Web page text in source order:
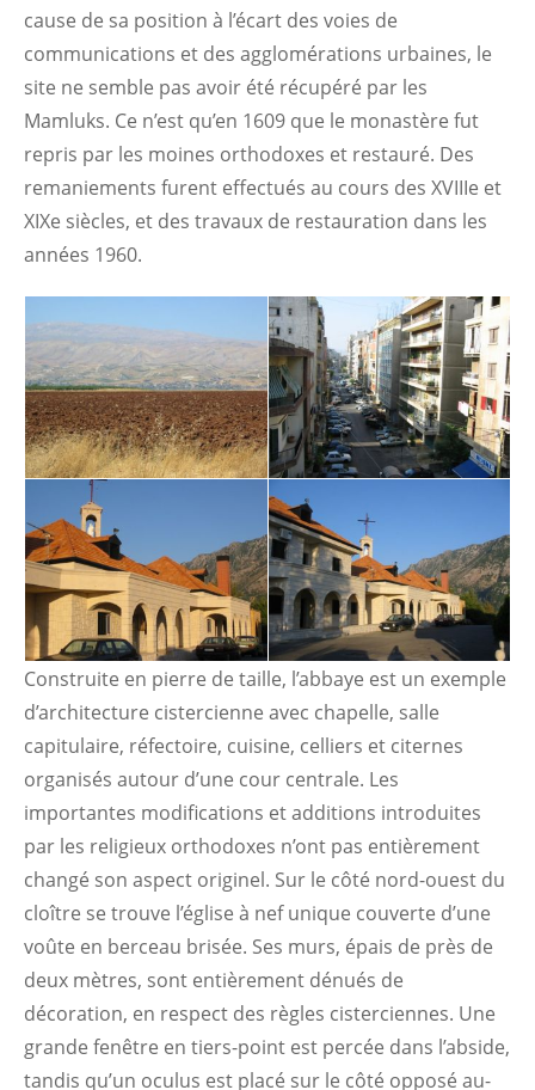
cause de sa position à l’écart des voies de
communications et des agglomérations urbaines, le
site ne semble pas avoir été récupéré par les
Mamluks. Ce n’est qu’en 1609 que le monastère fut
repris par les moines orthodoxes et restauré. Des
remaniements furent effectués au cours des XVIIIe et
XIXe siècles, et des travaux de restauration dans les
années 1960.
Construite en pierre de taille, l’abbaye est un exemple
d’architecture cistercienne avec chapelle, salle
capitulaire, réfectoire, cuisine, celliers et citernes
organisés autour d’une cour centrale. Les
importantes modifications et additions introduites
par les religieux orthodoxes n’ont pas entièrement
changé son aspect originel. Sur le côté nord-ouest du
cloître se trouve l’église à nef unique couverte d’une
voûte en berceau brisée. Ses murs, épais de près de
deux mètres, sont entièrement dénués de
décoration, en respect des règles cisterciennes. Une
grande fenêtre en tiers-point est percée dans l’abside,
tandis qu’un oculus est placé sur le côté opposé au-